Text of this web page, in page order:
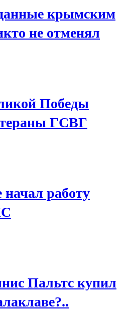
крымским
не отменял
Победы
ГСВГ
работу
Пальтс купил